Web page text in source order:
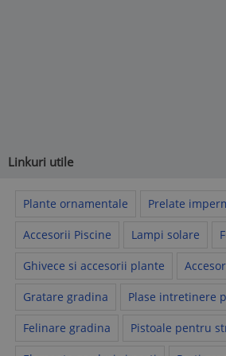
Linkuri utile
Plante ornamentale Prelate
Accesorii Piscine Lampi solare
Ghivece si accesorii plante
Gratare gradina Plase intretinere
Felinare gradina Pistoale pentru